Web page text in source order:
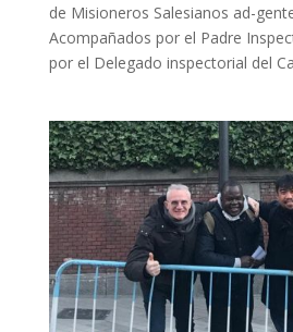
de Misioneros Salesianos ad-
Acompañados por el Padre
por el Delegado inspectorial del